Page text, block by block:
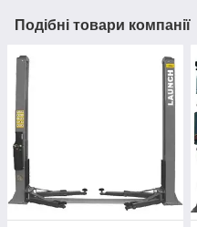
Подібні товари компанії